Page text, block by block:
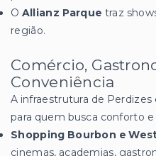
O Allianz Parque traz
região.
Comércio,
Conveniência
A infraestrutura de
para quem busca conforto e
Shopping Bourbon e
cinemas, academias,